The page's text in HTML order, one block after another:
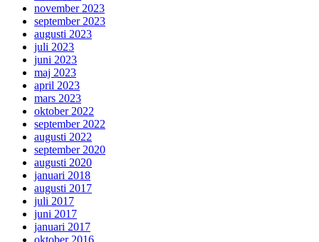
november 2023
september 2023
augusti 2023
juli 2023
juni 2023
maj 2023
april 2023
mars 2023
oktober 2022
september 2022
augusti 2022
september 2020
augusti 2020
januari 2018
augusti 2017
juli 2017
juni 2017
januari 2017
oktober 2016